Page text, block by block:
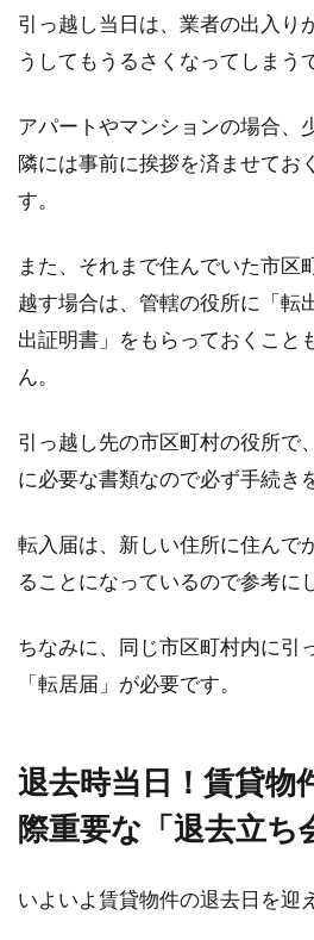
引っ越し当日は、業者の出入り
うしてもうるさくなってしまう
アパートやマンションの場合、
隣には事前に挨拶を済ませてお
す。
また、それまで住んでいた市区
越す場合は、管轄の役所に「転
出証明書」をもらっておくこと
ん。
引っ越し先の市区町村の役所で
に必要な書類なので必ず手続き
転入届は、新しい住所に住んで
ることになっているので参考に
ちなみに、同じ市区町村内に引
「転居届」が必要です。
退去時当日！賃貸物
際重要な「退去立ち
いよいよ賃貸物件の退去日を迎